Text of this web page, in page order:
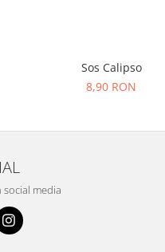
Sos Calipso
8,90 RON
social media